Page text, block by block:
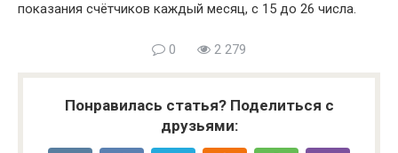
показания счётчиков каждый месяц, с 15 до 26 числа.
0 2 279
Понравилась статья? Поделиться с
друзьями: